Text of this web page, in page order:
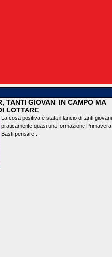
TANTI GIOVANI IN CAMPO MA
LOTTARE
La cosa positiva è stata il lancio di tanti giovani,
praticamente quasi una formazione Primavera.
Basti pensare...